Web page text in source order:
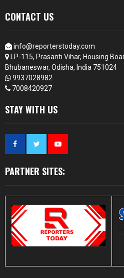
CONTACT US
info@reporterstoday.com
LP-115, Prasanti Vihar, Housing
Bhubaneswar, Odisha, India 751024
9937028982
7008420927
STAY WITH US
PARTNER SITES: